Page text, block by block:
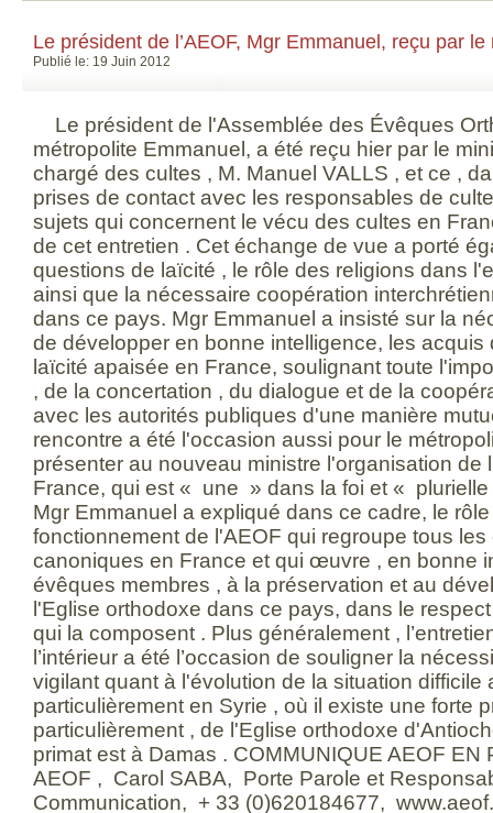
Le président de l’AEOF, Mgr Emmanuel, reçu par le
Publié le: 19 Juin 2012
Le président de l'Assemblée des Évêques
métropolite Emmanuel, a été reçu hier par le
chargé des cultes , M. Manuel VALLS , et ce ,
prises de contact avec les responsables de
sujets qui concernent le vécu des cultes en
de cet entretien . Cet échange de vue a porté
questions de laïcité , le rôle des religions dans
ainsi que la nécessaire coopération
dans ce pays. Mgr Emmanuel a insisté sur la
de développer en bonne intelligence, les acquis
laïcité apaisée en France, soulignant toute
, de la concertation , du dialogue et de la
avec les autorités publiques d'une manière
rencontre a été l'occasion aussi pour le
présenter au nouveau ministre l'organisation de
France, qui est « une » dans la foi et «
Mgr Emmanuel a expliqué dans ce cadre, le
fonctionnement de l'AEOF qui regroupe tous
canoniques en France et qui œuvre , en bonne
évêques membres , à la préservation et au
l'Eglise orthodoxe dans ce pays, dans le
qui la composent . Plus généralement ,
l’intérieur a été l’occasion de souligner la
vigilant quant à l'évolution de la situation difficile
particulièrement en Syrie , où il existe une forte
particulièrement , de l'Eglise orthodoxe
primat est à Damas . COMMUNIQUE AEOF
AEOF , Carol SABA, Porte Parole et
Communication, + 33 (0)620184677,